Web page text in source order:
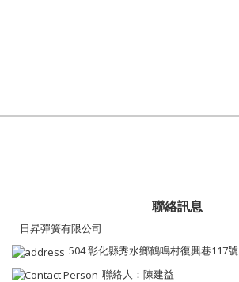
聯絡訊息
日昇彈簧有限公司
504 彰化縣秀水鄉鶴鳴村復興巷117號
聯絡人：陳建益